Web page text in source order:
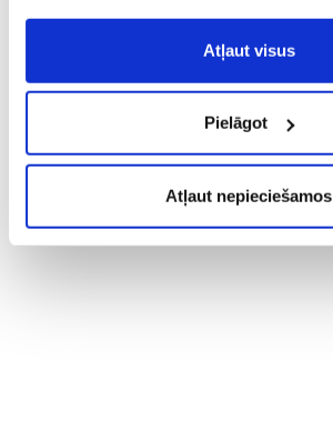
noteikumiem(saīsināti - VVLN).
Atļaut visus
Pielāgot
Atļaut nepieciešamos